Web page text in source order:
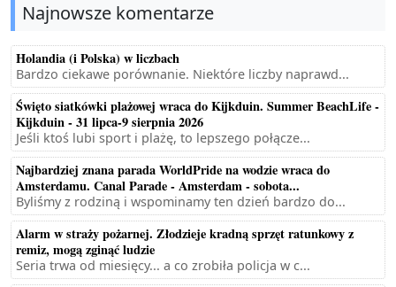
Najnowsze komentarze
Holandia (i Polska) w liczbach
Bardzo ciekawe porównanie. Niektóre liczby naprawd...
Święto siatkówki plażowej wraca do Kijkduin. Summer BeachLife -
Kijkduin - 31 lipca-9 sierpnia 2026
Jeśli ktoś lubi sport i plażę, to lepszego połącze...
Najbardziej znana parada WorldPride na wodzie wraca do
Amsterdamu. Canal Parade - Amsterdam - sobota...
Byliśmy z rodziną i wspominamy ten dzień bardzo do...
Alarm w straży pożarnej. Złodzieje kradną sprzęt ratunkowy z
remiz, mogą zginąć ludzie
Seria trwa od miesięcy... a co zrobiła policja w c...